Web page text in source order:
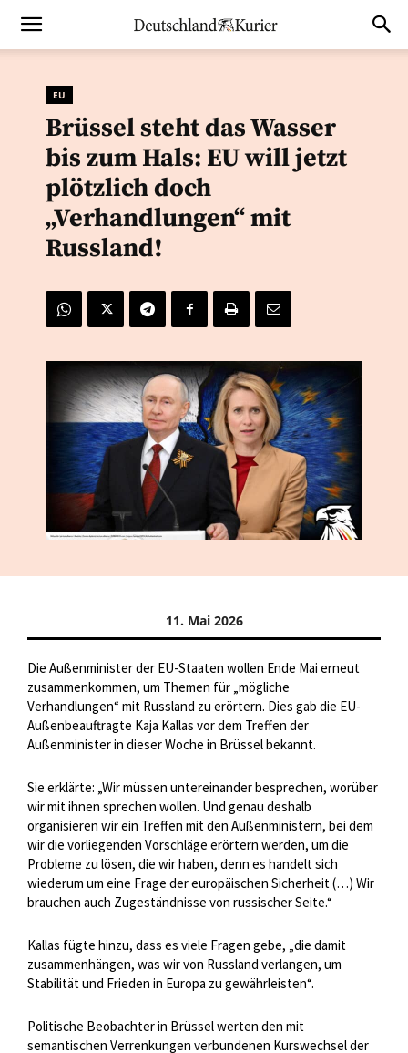
EU
Brüssel steht das Wasser
bis zum Hals: EU will jetzt
plötzlich doch
„Verhandlungen“ mit
Russland!
11. Mai 2026
Die Außenminister der EU-Staaten wollen Ende Mai erneut
zusammenkommen, um Themen für „mögliche
Verhandlungen“ mit Russland zu erörtern. Dies gab die EU-
Außenbeauftragte Kaja Kallas vor dem Treffen der
Außenminister in dieser Woche in Brüssel bekannt.
Sie erklärte: „Wir müssen untereinander besprechen, worüber
wir mit ihnen sprechen wollen. Und genau deshalb
organisieren wir ein Treffen mit den Außenministern, bei dem
wir die vorliegenden Vorschläge erörtern werden, um die
Probleme zu lösen, die wir haben, denn es handelt sich
wiederum um eine Frage der europäischen Sicherheit (…) Wir
brauchen auch Zugeständnisse von russischer Seite.“
Kallas fügte hinzu, dass es viele Fragen gebe, „die damit
zusammenhängen, was wir von Russland verlangen, um
Stabilität und Frieden in Europa zu gewährleisten“.
Politische Beobachter in Brüssel werten den mit
semantischen Verrenkungen verbundenen Kurswechsel der